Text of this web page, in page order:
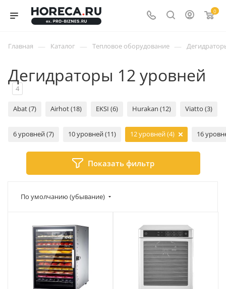
0
Главная — Каталог — Тепловое оборудование —
Дегидраторы 12 уровней
4
Abat (7) Airhot (18) EKSI (6) Hurakan (12) Viatto (3)
6 уровней (7) 10 уровней (11) 12 уровней (4) 16
Показать фильтр
По умолчанию (убывание)